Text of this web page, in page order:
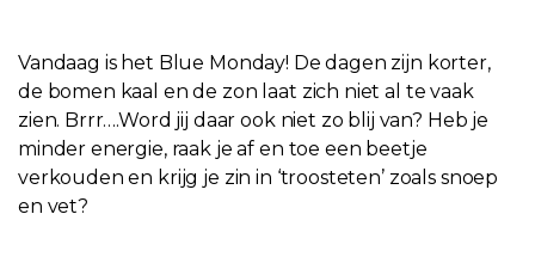
Vandaag is het Blue Monday! De dagen zijn korter,
de bomen kaal en de zon laat zich niet al te vaak
zien. Brrr….Word jij daar ook niet zo blij van? Heb je
minder energie, raak je af en toe een beetje
verkouden en krijg je zin in ‘troosteten’ zoals snoep
en vet?